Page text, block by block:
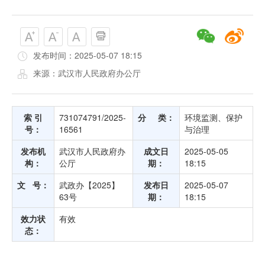
发布时间：2025-05-07 18:15
来源：武汉市人民政府办公厅
索 引
号：
731074791/2025-
16561
分 类：
环境监测、保护
与治理
发布机
构：
武汉市人民政府办
公厅
成文日
期：
2025-05-05
18:15
文 号：
武政办【2025】
63号
发布日
期：
2025-05-07
18:15
效力状
态：
有效